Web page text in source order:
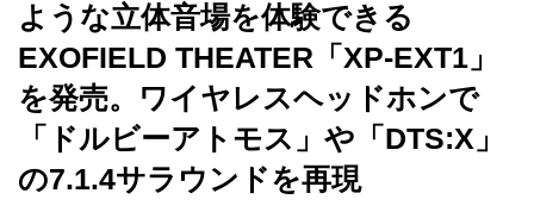
ような立体音場を体験できる
EXOFIELD THEATER「XP-EXT1」
を発売。ワイヤレスヘッドホンで
「ドルビーアトモス」や「DTS:X」
の7.1.4サラウンドを再現